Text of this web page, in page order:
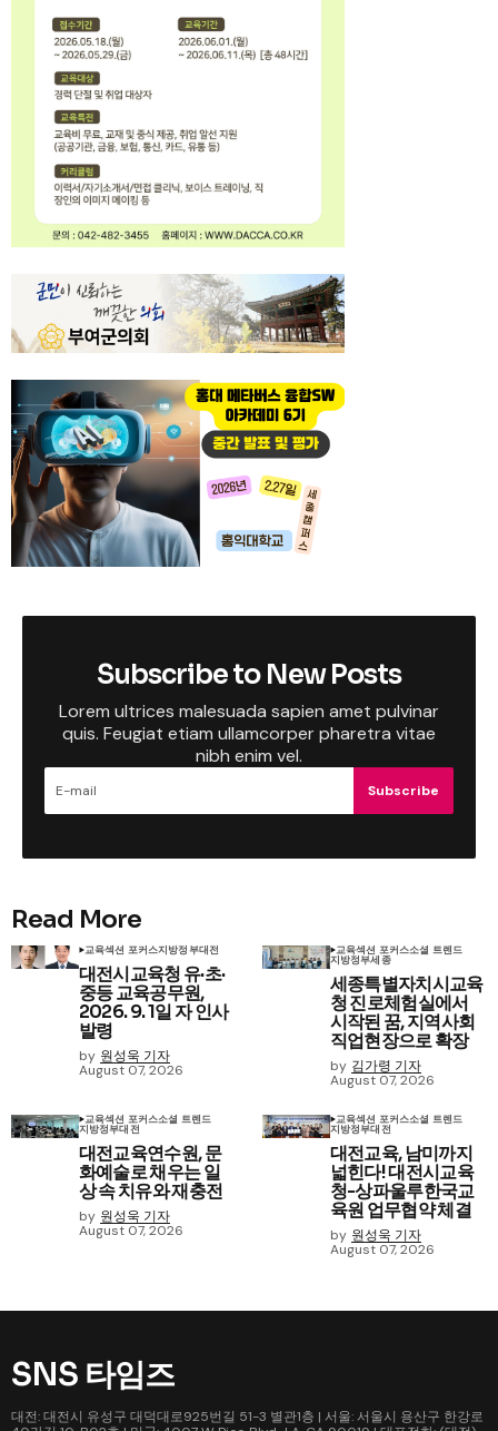
Subscribe to New Posts
Lorem ultrices malesuada sapien amet pulvinar
quis. Feugiat etiam ullamcorper pharetra vitae
nibh enim vel.
Subscribe
Read More
교육섹션 포커스지방정부대전
대전시교육청 유·초·
중등 교육공무원,
2026. 9. 1일 자 인사
발령
by 원성욱 기자
August 07, 2026
교육섹션 포커스소셜 트렌드
지방정부세종
세종특별자치시교육
청 진로체험실에서
시작된 꿈, 지역사회
직업현장으로 확장
by 김가령 기자
August 07, 2026
교육섹션 포커스소셜 트렌드
지방정부대전
대전교육연수원, 문
화예술로 채우는 일
상 속 치유와 재충전
by 원성욱 기자
August 07, 2026
교육섹션 포커스소셜 트렌드
지방정부대전
대전교육, 남미까지
넓힌다! 대전시교육
청-상파울루한국교
육원 업무협약 체결
by 원성욱 기자
August 07, 2026
SNS 타임즈
대전: 대전시 유성구 대덕대로925번길 51-3 별관1층 | 서울: 서울시 용산구 한강로